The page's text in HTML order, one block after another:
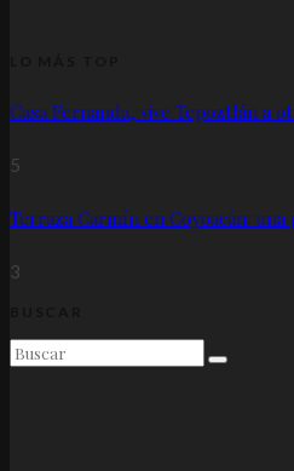
Casa Fernanda, vive Tepoztlán a
5
Terraza Carmín en Coyoacán:
3